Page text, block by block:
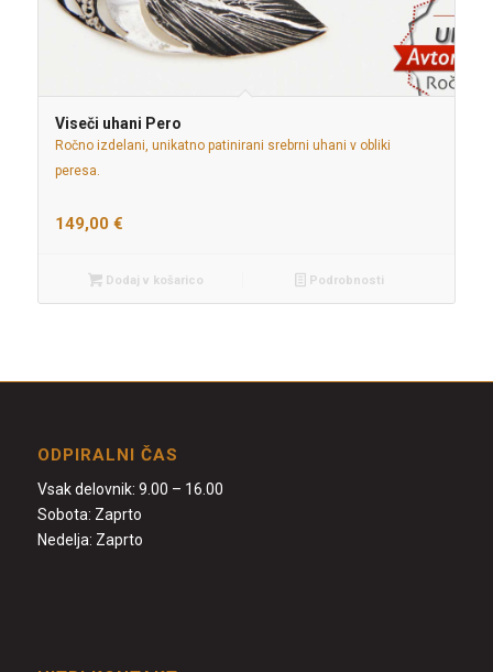
Viseči uhani Pero
Ročno izdelani, unikatno patinirani srebrni uhani v obliki
peresa.
149,00 €
Dodaj v košarico Podrobnosti
ODPIRALNI ČAS
Vsak delovnik: 9.00 – 16.00
Sobota: Zaprto
Nedelja: Zaprto